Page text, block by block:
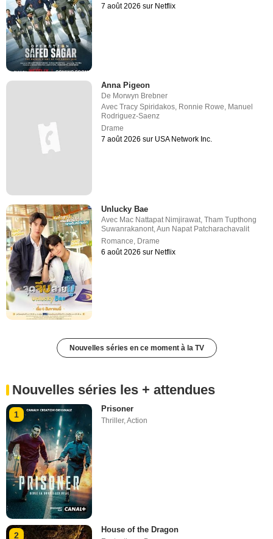
7 août 2026 sur Netflix
Anna Pigeon
De Morwyn Brebner
AvecTracy Spiridakos, Ronnie Rowe, Manuel
Rodriguez-Saenz
Drame
7 août 2026 sur USA Network Inc.
Unlucky Bae
Avec Mac Nattapat Nimjirawat,Tham Tupthong
Suwanrakanont,Aun Napat Patcharachavalit
Romance, Drame
6 août 2026 sur Netflix
Nouvelles séries en ce moment à la TV
Nouvelles séries les + attendues
1
Prisoner
Thriller,Action
2
House of the Dragon